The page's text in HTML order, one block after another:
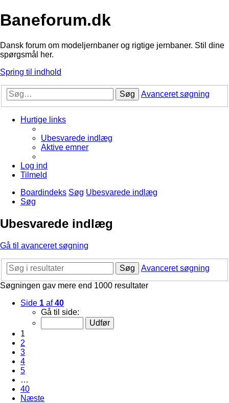
Baneforum.dk
Dansk forum om modeljernbaner og rigtige jernbaner. Stil dine
spørgsmål her.
Spring til indhold
Søg Avanceret søgning
Hurtige links
Ubesvarede indlæg
Aktive emner
Log ind
Tilmeld
Boardindeks Søg Ubesvarede indlæg
Søg
Ubesvarede indlæg
Gå til avanceret søgning
Søg
Avanceret søgning
Søgningen gav mere end 1000 resultater
Side 1 af40
Gå til side:
1
2
3
4
5
…
40
Næste